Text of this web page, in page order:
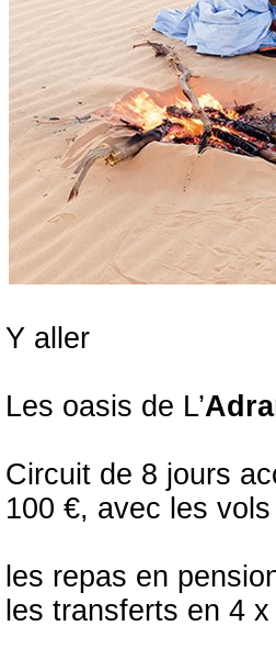
Y aller
Les oasis de L’
Circuit de 8 jours
100 €, avec les
les repas en
les transferts en 4